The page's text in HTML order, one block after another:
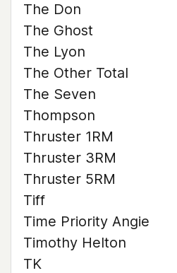
The Don
The Ghost
The Lyon
The Other Total
The Seven
Thompson
Thruster 1RM
Thruster 3RM
Thruster 5RM
Tiff
Time Priority Angie
Timothy Helton
TK